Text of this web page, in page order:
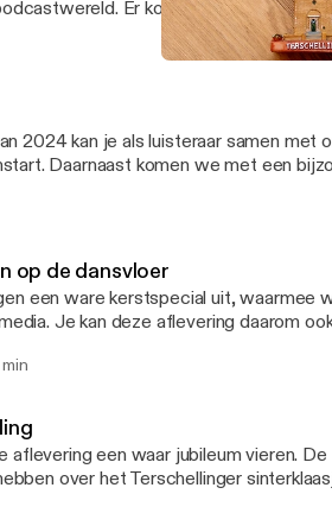
Er komen nog enkele
Terschellinger avontuur. Op de
effects... En tot slot – de vergeten
2024 kan je als luisteraar samen met
Daarnaast komen we met een
rattenprobleem. We wensen iedereen
op de dansvloer
een ware kerstspecial uit, waarmee
Je kan deze aflevering daarom
eigen kerstervaringen komen aan bod,
een waar jubileum vieren.
over het Terschellinger